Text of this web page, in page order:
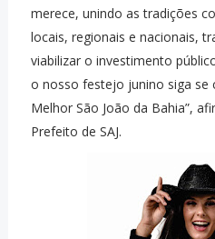
merece, unindo as tradições
locais, regionais e nacionais,
viabilizar o investimento
o nosso festejo junino siga se
Melhor São João da Bahia”,
Prefeito de SAJ.